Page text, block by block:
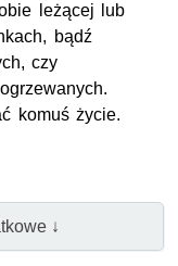
leżącej lub
bądź
czy
komuś życie.
↓